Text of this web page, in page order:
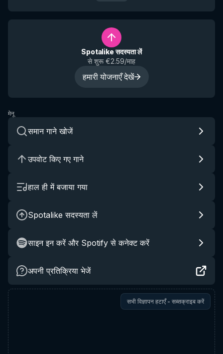
Spotalike सदस्यता लें
से शुरू €2.59/माह
हमारी योजनाएँ देखें
मेनू
समान गाने खोजें
उपवोट किए गए गाने
हाल ही में बजाया गया
Spotalike सदस्यता लें
साइन इन करें और Spotify से कनेक्ट करें
अपनी प्रतिक्रिया भेजें
सभी विज्ञापन हटाएँ - सब्सक्राइब करें